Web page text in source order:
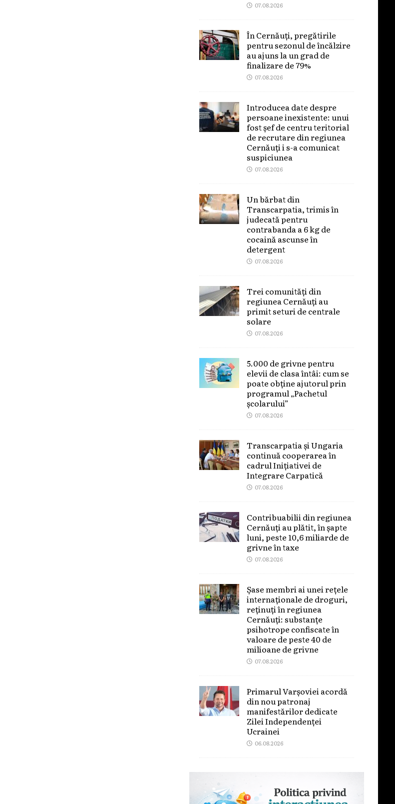
07.08.2026
În Cernăuți, pregătirile
pentru sezonul de încălzire
au ajuns la un grad de
finalizare de 79%
07.08.2026
Introducea date despre
persoane inexistente: unui
fost șef de centru teritorial
de recrutare din regiunea
Cernăuți i s-a comunicat
suspiciunea
07.08.2026
Un bărbat din
Transcarpatia, trimis în
judecată pentru
contrabanda a 6 kg de
cocaină ascunse în
detergent
07.08.2026
Trei comunități din
regiunea Cernăuți au
primit seturi de centrale
solare
07.08.2026
5.000 de grivne pentru
elevii de clasa întâi: cum se
poate obține ajutorul prin
programul „Pachetul
școlarului”
07.08.2026
Transcarpatia și Ungaria
continuă cooperarea în
cadrul Inițiativei de
Integrare Carpatică
07.08.2026
Contribuabilii din regiunea
Cernăuți au plătit, în șapte
luni, peste 10,6 miliarde de
grivne în taxe
07.08.2026
Șase membri ai unei rețele
internaționale de droguri,
reținuți în regiunea
Cernăuți: substanțe
psihotrope confiscate în
valoare de peste 40 de
milioane de grivne
07.08.2026
Primarul Varșoviei acordă
din nou patronaj
manifestărilor dedicate
Zilei Independenței
Ucrainei
06.08.2026